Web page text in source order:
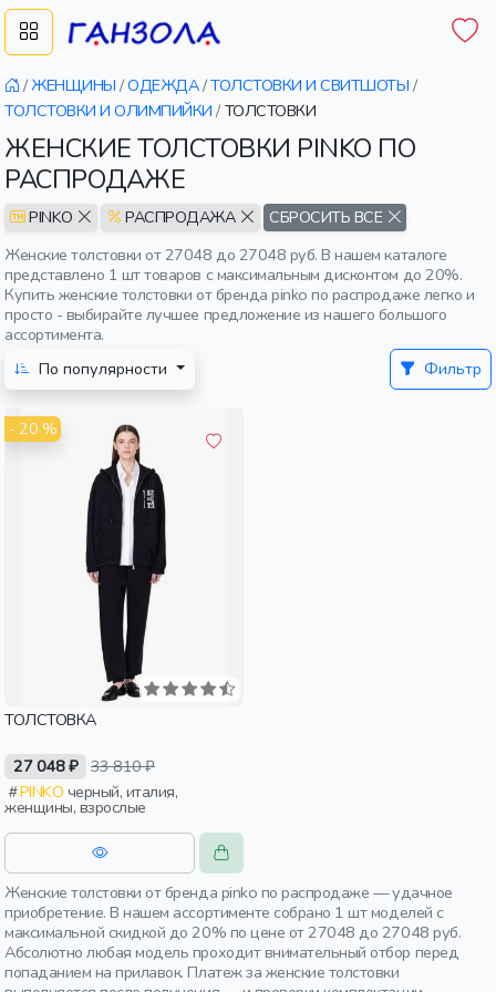
/ ЖЕНЩИНЫ /ОДЕЖДА/ТОЛСТОВКИ И СВИТШОТЫ /
ТОЛСТОВКИ И ОЛИМПИЙКИ / ТОЛСТОВКИ
ЖЕНСКИЕ ТОЛСТОВКИ PINKO ПО
РАСПРОДАЖЕ
PINKO РАСПРОДАЖА
СБРОСИТЬ ВСЕ
Женские толстовки от 27048 до 27048 руб. В нашем каталоге
представлено 1 шт товаров с максимальным дисконтом до 20%.
Купить женские толстовки от бренда pinko по распродаже легко и
просто - выбирайте лучшее предложение из нашего большого
ассортимента.
По популярности
Фильтр
- 20 %
ТОЛСТОВКА
27 048 ₽ 33 810 ₽
PINKO
женщины, взрослые
Женские толстовки от бренда pinko по распродаже — удачное
приобретение. В нашем ассортименте собрано 1 шт моделей с
максимальной скидкой до 20% по цене от 27048 до 27048 руб.
Абсолютно любая модель проходит внимательный отбор перед
попаданием на прилавок. Платеж за женские толстовки